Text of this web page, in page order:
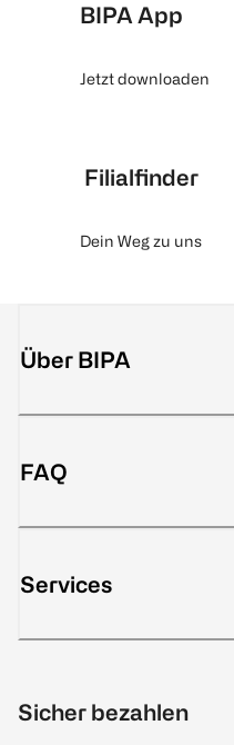
BIPA App
Jetzt downloaden
Filialfinder
Dein Weg zu uns
Über BIPA
FAQ
Services
Sicher bezahlen